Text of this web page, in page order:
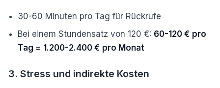
30-60 Minuten pro Tag für Rückrufe
Bei einem Stundensatz von 120 €: 60-120 € pro
Tag = 1.200-2.400 € pro Monat
3. Stress und indirekte Kosten